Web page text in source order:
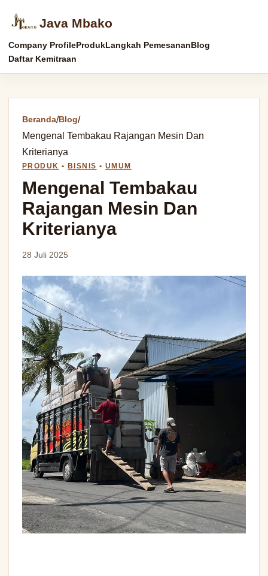
Java Mbako
Company ProfileProdukLangkah PemesananBlog
Daftar Kemitraan
Beranda/Blog/
Mengenal Tembakau Rajangan Mesin Dan
Kriterianya
PRODUK • BISNIS • UMUM
Mengenal Tembakau
Rajangan Mesin Dan
Kriterianya
28 Juli 2025